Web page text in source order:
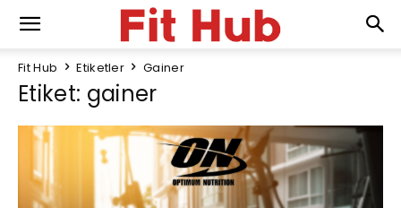
Fit Hub Etiketler Gainer
Etiket: gainer